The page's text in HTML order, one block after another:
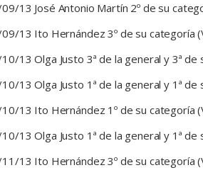
13 José Antonio Martín 2º de su
13 Ito Hernández 3º de su categoría
13 Olga Justo 3ª de la general y 3ª
13 Olga Justo 1ª de la general y 1ª
13 Ito Hernández 1º de su categoría
13 Olga Justo 1ª de la general y 1ª
13 Ito Hernández 3º de su categoría